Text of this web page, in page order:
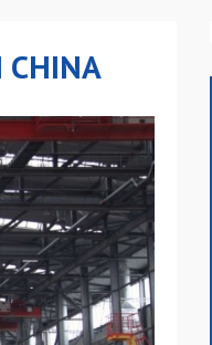
CHINA